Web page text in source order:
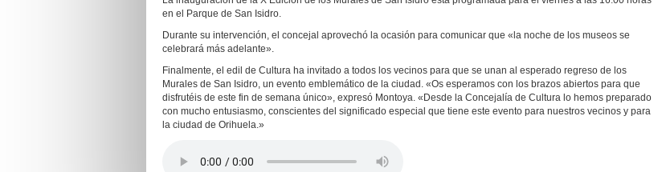
en el Parque de San Isidro.
Durante su intervención, el concejal aprovechó la ocasión para comunicar que «la noche de los museos se
celebrará más adelante».
Finalmente, el edil de Cultura ha invitado a todos los vecinos para que se unan al esperado regreso de los
Murales de San Isidro, un evento emblemático de la ciudad. «Os esperamos con los brazos abiertos para que
disfrutéis de este fin de semana único», expresó Montoya. «Desde la Concejalía de Cultura lo hemos preparado
con mucho entusiasmo, conscientes del significado especial que tiene este evento para nuestros vecinos y para
la ciudad de Orihuela.»